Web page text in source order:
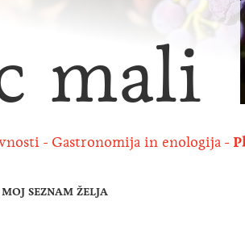
mali
Gastronomija in enologija
SEZNAM ŽELJA